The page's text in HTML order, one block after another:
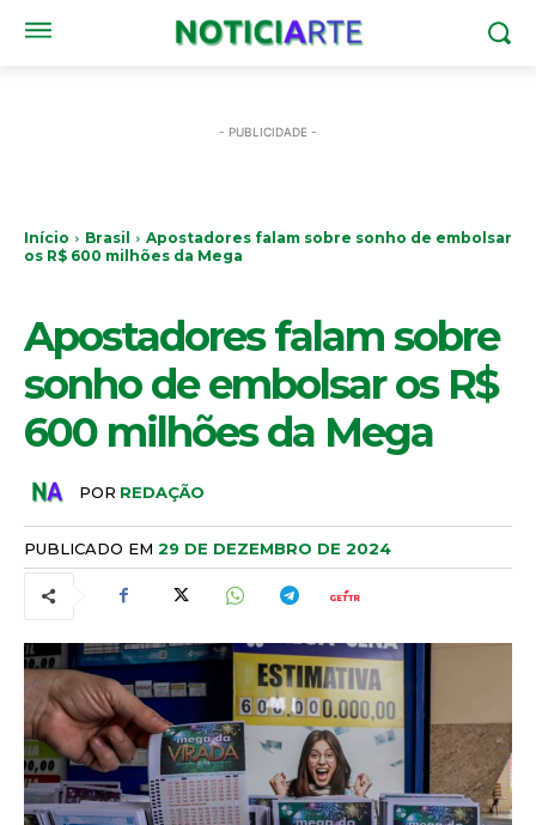
- PUBLICIDADE -
Início Brasil
Apostadores falam sobre sonho de embolsar
os R$ 600 milhões da Mega
Apostadores falam sobre
sonho de embolsar os R$
600 milhões da Mega
POR REDAÇÃO
PUBLICADO EM 29 DE DEZEMBRO DE 2024